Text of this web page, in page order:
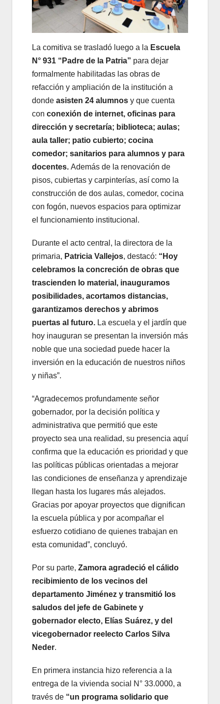
La comitiva se trasladó luego a la Escuela
N° 931 “Padre de la Patria” para dejar
formalmente habilitadas las obras de
refacción y ampliación de la institución a
donde asisten 24 alumnos y que cuenta
con conexión de internet, oficinas para
dirección y secretaría; biblioteca; aulas;
aula taller; patio cubierto; cocina
comedor; sanitarios para alumnos y para
docentes. Además de la renovación de
pisos, cubiertas y carpinterías, así como la
construcción de dos aulas, comedor, cocina
con fogón, nuevos espacios para optimizar
el funcionamiento institucional.
Durante el acto central, la directora de la
primaria, Patricia Vallejos, destacó: “Hoy
celebramos la concreción de obras que
trascienden lo material, inauguramos
posibilidades, acortamos distancias,
garantizamos derechos y abrimos
puertas al futuro. La escuela y el jardín que
hoy inauguran se presentan la inversión más
noble que una sociedad puede hacer la
inversión en la educación de nuestros niños
y niñas”.
“Agradecemos profundamente señor
gobernador, por la decisión política y
administrativa que permitió que este
proyecto sea una realidad, su presencia aquí
confirma que la educación es prioridad y que
las políticas públicas orientadas a mejorar
las condiciones de enseñanza y aprendizaje
llegan hasta los lugares más alejados.
Gracias por apoyar proyectos que dignifican
la escuela pública y por acompañar el
esfuerzo cotidiano de quienes trabajan en
esta comunidad”, concluyó.
Por su parte, Zamora agradeció el cálido
recibimiento de los vecinos del
departamento Jiménez y transmitió los
saludos del jefe de Gabinete y
gobernador electo, Elías Suárez, y del
vicegobernador reelecto Carlos Silva
Neder.
En primera instancia hizo referencia a la
entrega de la vivienda social N° 33.0000, a
través de “un programa solidario que